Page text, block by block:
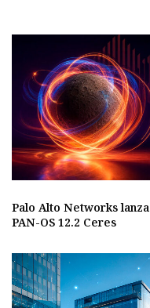
Palo Alto Networks lanza
PAN-OS 12.2 Ceres